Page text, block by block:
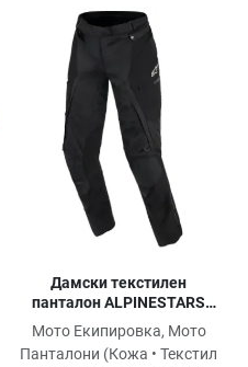
Добави в любими
Сравни продукт
Quick View
Дамски текстилен
панталон ALPINESTARS
ANDES V4 DRYSTAR BLACK
Мото Екипировка, Мото
Панталони (Кожа • Текстил